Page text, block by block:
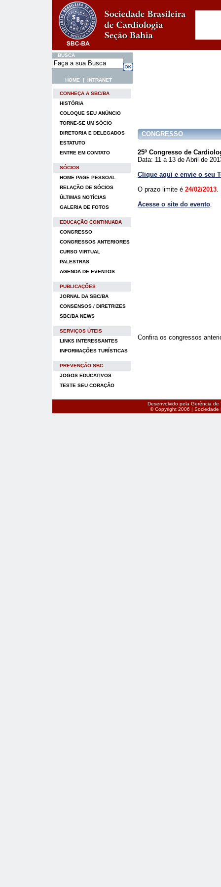
BUSCA
HOME | INTRANET
CONHEÇA A SBC/BA
HISTÓRIA
COLOQUE SEU ANÚNCIO
TORNE-SE UM SÓCIO
DIRETORIA E DELEGADOS
ESTATUTO
ENTRE EM CONTATO
SÓCIOS
HOME PAGE PESSOAL
RELAÇÃO DE SÓCIOS
ÚLTIMAS NOTÍCIAS
GALERIA DE FOTOS
EDUCAÇÃO CONTINUADA
CONGRESSO
CONGRESSOS ANTERIORES
CURSO VIRTUAL
PALESTRAS
AGENDA DE EVENTOS
PUBLICAÇÕES
JORNAL DA SBC/BA
CONSENSOS / DIRETRIZES
SBC/BA NEWS
SERVIÇOS ÚTEIS
LINKS INTERESSANTES
INFORMAÇÕES TURÍSTICAS
PREVENÇÃO SBC
JOGOS EDUCATIVOS
TESTE SEU CORAÇÃO
CONGRESSO
25º Congresso de
Data: 11 a 13 de Abril de
Clique aqui e envie o seu
O prazo limite é 24/02/2013.
Acesse o site do evento.
Confira os congressos
Desenvolvido pela Gerência de
© Copyright 2006 | Sociedade